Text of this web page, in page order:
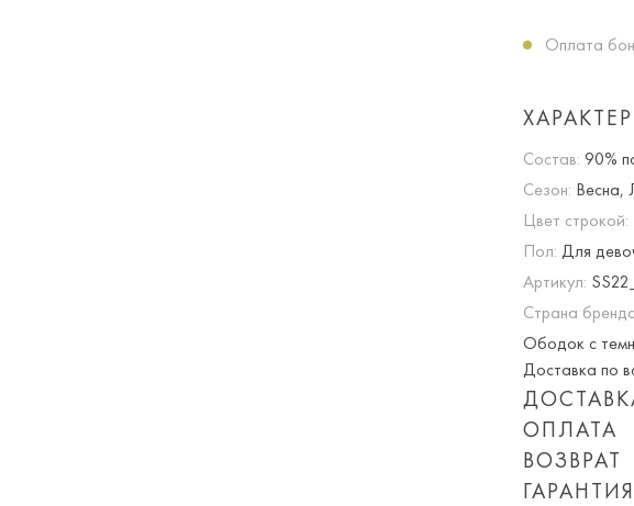
Оплата
Состав: 90%
Сезон: Весна,
Цвет строкой:
Пол: Для
Артикул:
Страна
Ободок с
Доставка по
Опция
ОПЛАТА
При оплате
суммируются!
ВОЗВРАТ
Мы вернем
ГАРАНТИЯ